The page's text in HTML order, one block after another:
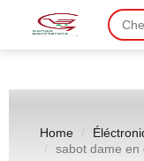
Home
sabot dame en